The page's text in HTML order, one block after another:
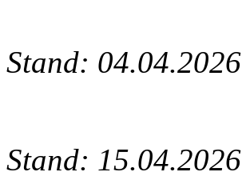
Stand: 04.04.2026
Stand: 15.04.2026